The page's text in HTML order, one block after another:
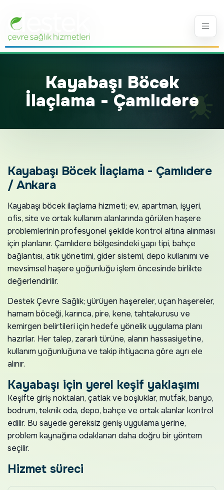
Kayabaşı Böcek
İlaçlama - Çamlıdere
Kayabaşı Böcek İlaçlama - Çamlıdere
/ Ankara
Kayabaşı böcek ilaçlama hizmeti; ev, apartman, işyeri,
ofis, site ve ortak kullanım alanlarında görülen haşere
problemlerinin profesyonel şekilde kontrol altına alınması
için planlanır. Çamlıdere bölgesindeki yapı tipi, bahçe
bağlantısı, atık yönetimi, gider sistemi, depo kullanımı ve
mevsimsel haşere yoğunluğu işlem öncesinde birlikte
değerlendirilir.
Destek Çevre Sağlık; yürüyen haşereler, uçan haşereler,
hamam böceği, karınca, pire, kene, tahtakurusu ve
kemirgen belirtileri için hedefe yönelik uygulama planı
hazırlar. Her talep, zararlı türüne, alanın hassasiyetine,
kullanım yoğunluğuna ve takip ihtiyacına göre ayrı ele
alınır.
Kayabaşı için yerel keşif yaklaşımı
Keşifte giriş noktaları, çatlak ve boşluklar, mutfak, banyo,
bodrum, teknik oda, depo, bahçe ve ortak alanlar kontrol
edilir. Bu sayede gereksiz geniş uygulama yerine,
problem kaynağına odaklanan daha doğru bir yöntem
seçilir.
Hizmet süreci